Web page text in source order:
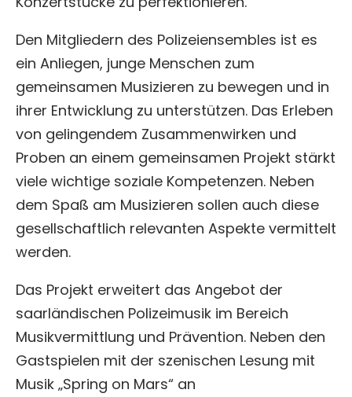
Den Mitgliedern des Polizeiensembles ist es
ein Anliegen, junge Menschen zum
gemeinsamen Musizieren zu bewegen und in
ihrer Entwicklung zu unterstützen. Das Erleben
von gelingendem Zusammenwirken und
Proben an einem gemeinsamen Projekt stärkt
viele wichtige soziale Kompetenzen. Neben
dem Spaß am Musizieren sollen auch diese
gesellschaftlich relevanten Aspekte vermittelt
werden.
Das Projekt erweitert das Angebot der
saarländischen Polizeimusik im Bereich
Musikvermittlung und Prävention. Neben den
Gastspielen mit der szenischen Lesung mit
Musik „Spring on Mars“ an